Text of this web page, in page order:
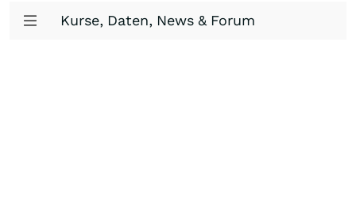
Kurse, Daten, News & Forum